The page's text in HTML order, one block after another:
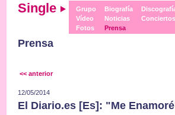
Single
Grupo
Vídeo
Fotos
Biografía
Noticias
Prensa
Conciertos
Prensa
<< anterior
12/05/2014
El Diario.es [Es]: "Me